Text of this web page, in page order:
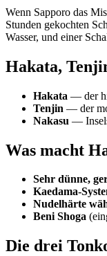
Wenn Sapporo das
Stunden gekochten
Wasser, und einer
Hakata,
Hakata — der
Tenjin — der
Nakasu —
Was macht
Sehr dünne,
Kaedama-
Nudelhärte
Beni Shoga
Die drei